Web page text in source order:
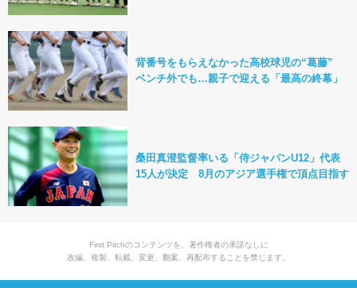
背番号をもらえなかった高校球児の“葛藤”
ベンチ外でも…親子で迎える「最高の終幕」
桑田真澄監督率いる「侍ジャパンU12」代表
15人が決定 8月のアジア選手権で頂点目指す
First Pitchのコンテンツを、著作権者の承諾なしに
改編、複製、転載、変更、翻案、再配布することを禁じます。